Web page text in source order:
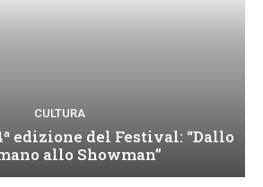
CULTURA
edizione del Festival: “Dallo
allo Showman”